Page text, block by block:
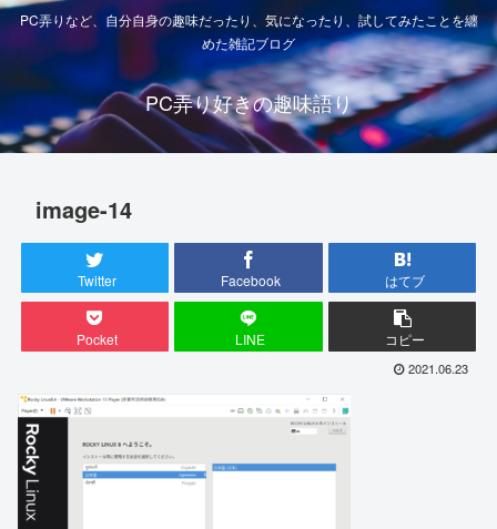
PC弄りなど、自分自身の趣味だったり、気になったり、試してみたことを纏
めた雑記ブログ
PC弄り好きの趣味語り
image-14
Twitter Facebook はてブ
Pocket LINE コピー
2021.06.23